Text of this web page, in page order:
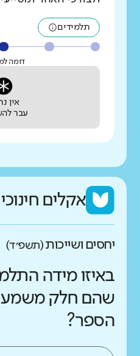
תלמידים
דומה
אין
עבר
אקלים חינוכי
יחסים ושייכות(תשפ״ד)
באיזו מידה
שהם חלק
הספר?